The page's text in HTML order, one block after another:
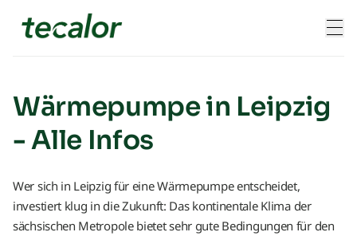
Skip to content
Wärmepumpe in Leipzig
- Alle Infos
Wer sich in Leipzig für eine Wärmepumpe entscheidet,
investiert klug in die Zukunft: Das kontinentale Klima der
sächsischen Metropole bietet sehr gute Bedingungen für den